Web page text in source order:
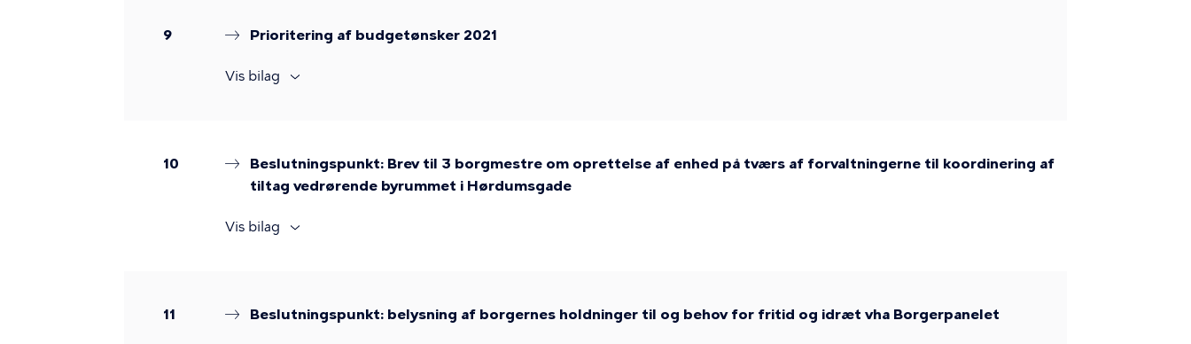
9 Prioritering af budgetønsker 2021
Vis bilag
10
Beslutningspunkt: Brev til 3 borgmestre om oprettelse af enhed på tværs af forvaltningerne til koordinering af
tiltag vedrørende byrummet i Hørdumsgade
Vis bilag
11 Beslutningspunkt: belysning af borgernes holdninger til og behov for fritid og idræt vha Borgerpanelet